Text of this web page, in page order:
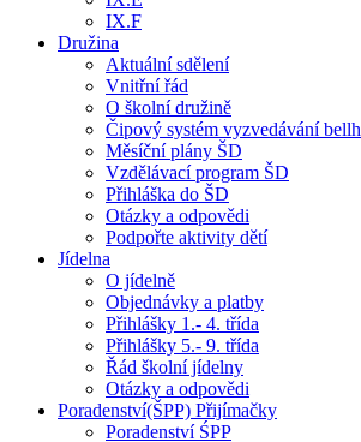
IX.F
Družina
Aktuální sdělení
Vnitřní řád
O školní družině
Čipový systém vyzvedávání
Měsíční plány ŠD
Vzdělávací program ŠD
Přihláška do ŠD
Otázky a odpovědi
Podpořte aktivity dětí
Jídelna
O jídelně
Objednávky a platby
Přihlášky 1.- 4. třída
Přihlášky 5.- 9. třída
Řád školní jídelny
Otázky a odpovědi
Poradenství(ŠPP) Přijímačky
Poradenství ŚPP